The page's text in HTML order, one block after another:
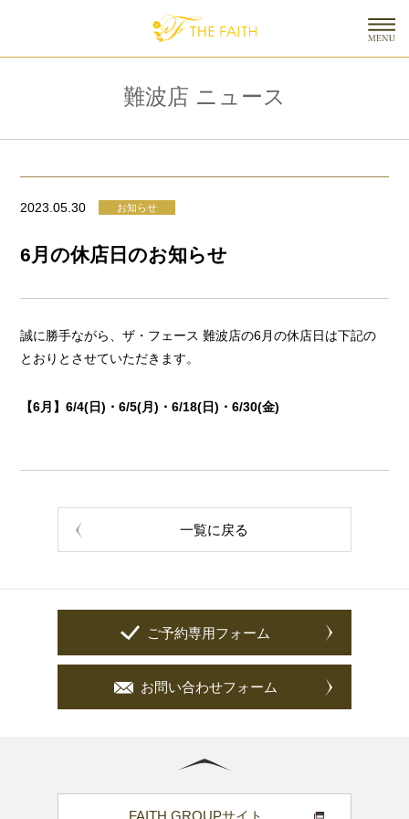
難波店 ニュース
2023.05.30 お知らせ
6月の休店日のお知らせ
誠に勝手ながら、ザ・フェース 難波店の6月の休店日は下記の
とおりとさせていただきます。
【6月】6/4(日)・6/5(月)・6/18(日)・6/30(金)
一覧に戻る
ご予約専用フォーム
お問い合わせフォーム
FAITH GROUPサイト